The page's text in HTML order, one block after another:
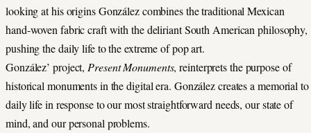
looking at his origins González combines the traditional Mexican
hand-woven fabric craft with the deliriant South American philosophy,
pushing the daily life to the extreme of pop art.
González’ project, Present Monuments, reinterprets the purpose of
historical monuments in the digital era. González creates a memorial to
daily life in response to our most straightforward needs, our state of
mind, and our personal problems.